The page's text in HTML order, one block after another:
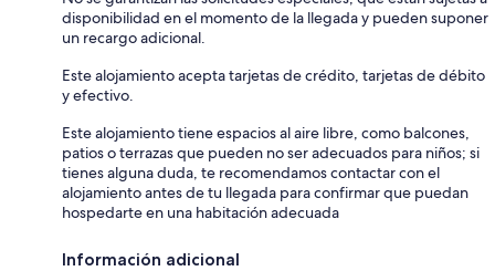
disponibilidad en el momento de la llegada y pueden suponer
un recargo adicional.
Este alojamiento acepta tarjetas de crédito, tarjetas de débito
y efectivo.
Este alojamiento tiene espacios al aire libre, como balcones,
patios o terrazas que pueden no ser adecuados para niños; si
tienes alguna duda, te recomendamos contactar con el
alojamiento antes de tu llegada para confirmar que puedan
hospedarte en una habitación adecuada
Información adicional